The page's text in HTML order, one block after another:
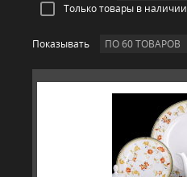
Только товары в наличии
Показывать ПО 60 ТОВАРОВ